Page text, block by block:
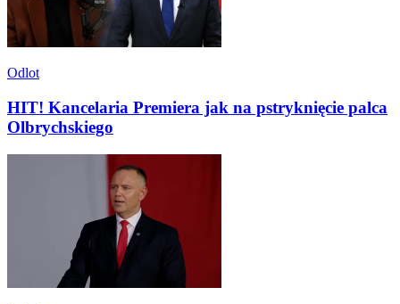
Odlot
HIT! Kancelaria Premiera jak na pstryknięcie palca
Olbrychskiego